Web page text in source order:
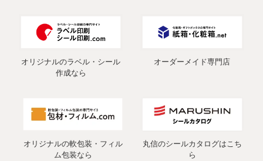
オリジナルのラベル・シール
作成なら
オーダーメイド専門店
オリジナルの軟包装・フィル
ム包装なら
丸信のシールカタログはこち
ら